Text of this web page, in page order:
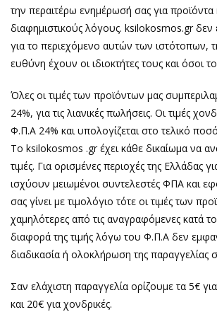
την περαιτέρω ενημέρωσή σας για προϊόντα
διαφημιστικούς λόγους. ksilokosmos.gr δεν
για το περιεχόμενο αυτών των ιστότοπων,
ευθύνη έχουν οι ιδιοκτήτες τους και όσοι
Όλες οι τιμές των προϊόντων μας
24%, για τις λιανικές πωλήσεις. Οι τιμές
Φ.Π.Α 24% και υπολογίζεται στο τελικό
Το ksilokosmos .gr έχει κάθε δικαίωμα να
τιμές. Για ορισμένες περιοχές της Ελλάδας
ισχύουν μειωμένοι συντελεστές ΦΠΑ και
σας γίνει με τιμολόγιο τότε οι τιμές των
χαμηλότερες από τις αναγραφόμενες κατά
διαφορά της τιμής λόγω του Φ.Π.Α δεν
διαδικασία ή ολοκλήρωση της παραγγελίας
Σαν ελάχιστη παραγγελία ορίζουμε τα 5€
και 20€ για χονδρικές.